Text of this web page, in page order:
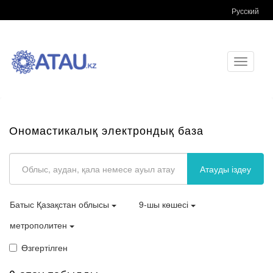
Русский
Toggle
Ономастикалық электрондық база
Атауды іздеу
Батыс Қазақстан облысы
9-шы көшесі
метрополитен
Өзгертілген